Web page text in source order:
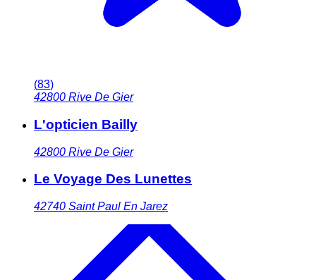
(83)
42800 Rive De Gier
L'opticien Bailly
42800 Rive De Gier
Le Voyage Des Lunettes
42740 Saint Paul En Jarez